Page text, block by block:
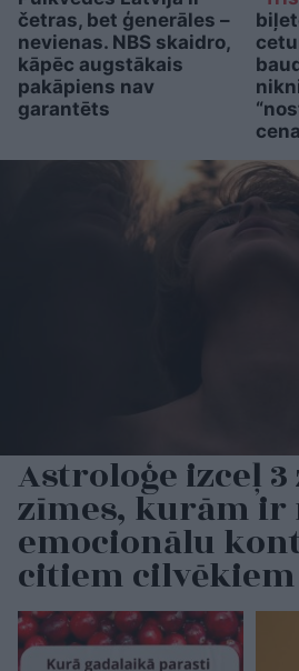
četras, bet ģenerāles –
nevienas. NBS skaidro,
kāpēc augstākais
pakāpiens nav
garantēts
cena
Astroloģe izceļ
zīmes, kurām ir
emocionālu
citiem cilvēkiem